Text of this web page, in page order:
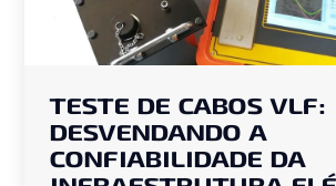
TESTE DE CABOS VLF:
DESVENDANDO A
CONFIABILIDADE DA